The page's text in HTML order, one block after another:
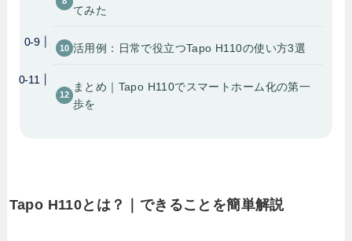
てみた
活用例：日常で役立つTapo H110の使い方3選
まとめ｜Tapo H110でスマートホーム化の第一
歩を
Tapo H110とは？｜できることを簡単解説